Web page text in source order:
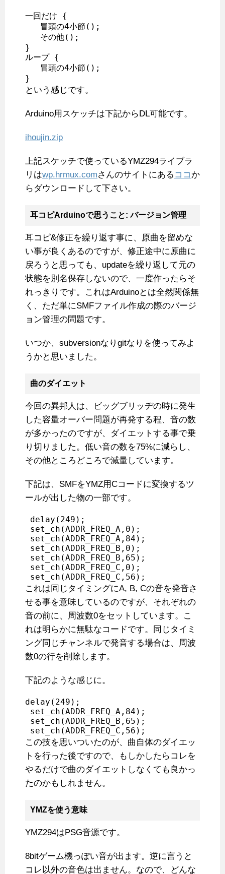
一回だけ {
   冒頭の4小節();
   その他();
}
ループ {
   冒頭の4小節();
}
という感じです。
Arduino用スケッチは下記からDL可能です。
ihoujin.zip
上記スケッチで使っているYMZ294ライブラ
リはwp.hrmux.comさんのサイトにある ココ か
らダウンロードして下さい。
耳コピArduinoで思うこと: バージョン管理
耳コピ&修正を繰り返す事に、原曲を留めな
い事が良くあるのですが、修正途中に原曲に
戻ろうと思っても、updateを繰り返して元の
状態を別名保存しないので、一度作ったらそ
れっきりです。これはArduinoとは全然関係無
く、ただ単にSMFファイル作成の際のバージ
ョン管理の問題です。
いつか、subversionなりgitなりを使ってみよ
うかと思いました。
曲のダイエット
今回の異邦人は、ビッグブリッヂの時に発生
した容量オーバー問題が再発する程、音の数
が多かったのですが、ダイエットする事で乗
り切りました。低い音の数を75%に減らし、
その他ところどころで減量しています。
下記は、SMFをYMZ用Cコードに変換するツ
ールが出した物の一部です。
delay(249);
set_ch(ADDR_FREQ_A,0);
set_ch(ADDR_FREQ_A,84);
set_ch(ADDR_FREQ_B,0);
set_ch(ADDR_FREQ_B,65);
set_ch(ADDR_FREQ_C,0);
set_ch(ADDR_FREQ_C,56);
これは同じタイミングにA, B, Cの音を発音さ
せる事を意味しているのですが、それぞれの
音の前に、周波数0をセットしています。こ
れは明らかに無駄なコードです。同じタイミ
ング同じチャンネルで発音する場合は、周波
数0の行を削除します。
下記のような感じに。
delay(249);
set_ch(ADDR_FREQ_A,84);
set_ch(ADDR_FREQ_B,65);
set_ch(ADDR_FREQ_C,56);
この技を思いついたのが、曲自体のダイエッ
トを行った後ですので、もしかしたらコレを
やるだけで曲のダイエットしなくても良かっ
たのかもしれません。
YMZを使う意味
YMZ294はPSG音源です。
8bitゲーム機っぽい音が出ます。逆に言うと
コレ以外の音色は出ません。なので、どんな